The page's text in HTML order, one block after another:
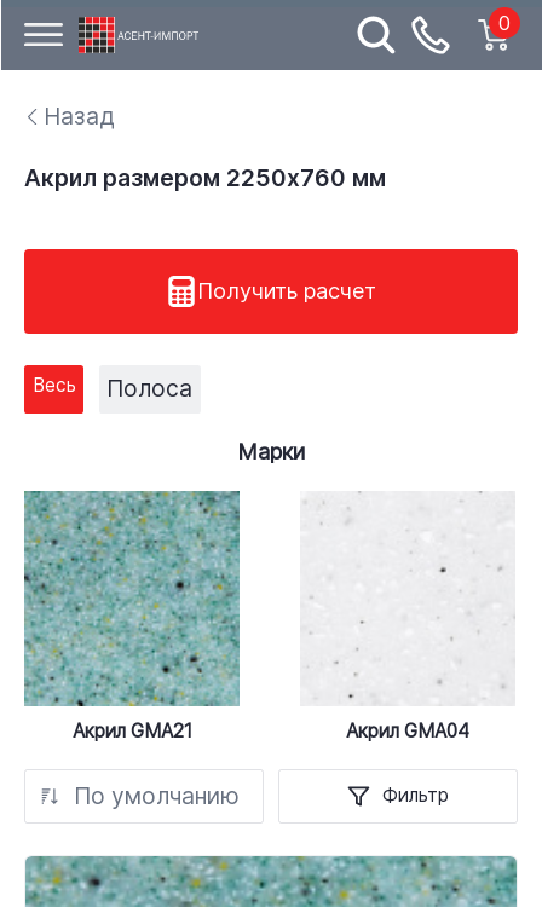
0
Назад
Акрил размером 2250x760 мм
Получить расчет
Весь Полоса
Марки
Акрил GMA21 Акрил GMA04
По умолчанию Фильтр